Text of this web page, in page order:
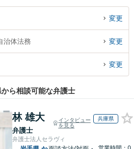
消し等）等の細かな分野での絞り込み検索も
律事務所の蜂谷 大弁護士や鈴木法律事務所の
ラブル解決の実績豊富な近くの弁護士を検索
法務を法律相談できる岩手県内の弁護士に相
談者さんにおすすめです。
変更
治体法務 変更
変更
ら相談可能な弁護士
林 雄大
弁護士
インタビュー
を見る
兵庫県
弁護士法人セラヴィ